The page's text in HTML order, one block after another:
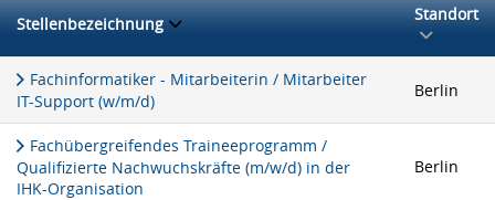
Stellenbezeichnung Standort
Fachinformatiker - Mitarbeiterin / Mitarbeiter
IT-Support (w/m/d)
Berlin
Fachübergreifendes Traineeprogramm /
Qualifizierte Nachwuchskräfte (m/w/d) in der
IHK-Organisation
Berlin